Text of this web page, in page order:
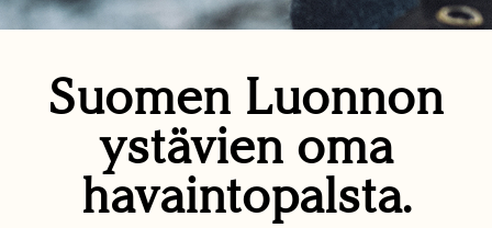
Suomen Luonnon
ystävien oma
havaintopalsta.